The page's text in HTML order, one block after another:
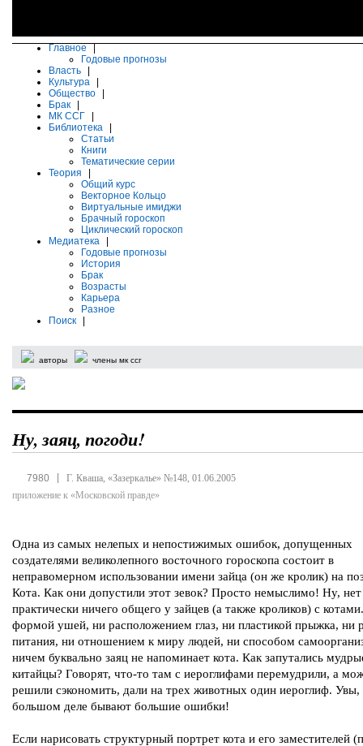
Главное
Годовые прогнозы
Власть
Культура
Общество
Брак
МК ССГ
Библиотека
Статьи
Книги
Тематические серии
Теория
Общий курс
Векторное Кольцо
Виртуальные имиджи
Брачный гороскоп
Циклический гороскоп
Медиатека
Годовые прогнозы
История
Брак
Возрасты
Карьера
Разное
Поиск
авторы члены мк ссг
Ну, заяц, погоди!
7980
Г. Кваша, «Зазеркалье» №148, 01.06.2005
приложение к «Московской правде»
Одна из самых нелепых и непостижимых ошибок, допущенных
создателями великолепного восточного гороскопа состоит в
неправомерном использовании имени зайца (он же кролик) на
Кота. Как они допустили этот зевок? Просто немыслимо! Ну, нет
практически ничего общего у зайцев (а также кроликов) с
формой ушей, ни расположением глаз, ни пластикой прыжка, ни
питания, ни отношением к миру людей, ни способом
ничем буквально заяц не напоминает кота. Как запутались
китайцы? Говорят, что-то там с иероглифами перемудрили, а
решили сэкономить, дали на трех животных один иероглиф. Увы,
большом деле бывают большие ошибки!
Если нарисовать структурный портрет кота и его заместителей